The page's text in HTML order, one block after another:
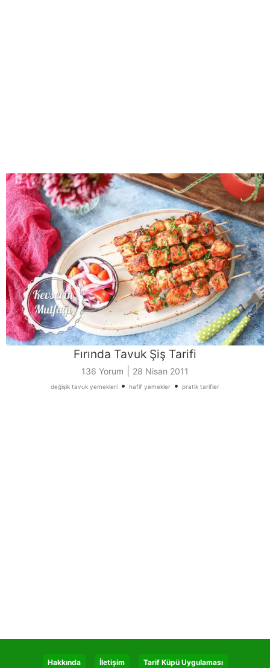
Fırında Tavuk Şiş Tarifi
136 Yorum 28 Nisan 2011
değişik tavuk yemekleri • hafif yemekler • pratik tarifler
Hakkında İletişim Tarif Küpü Uygulaması